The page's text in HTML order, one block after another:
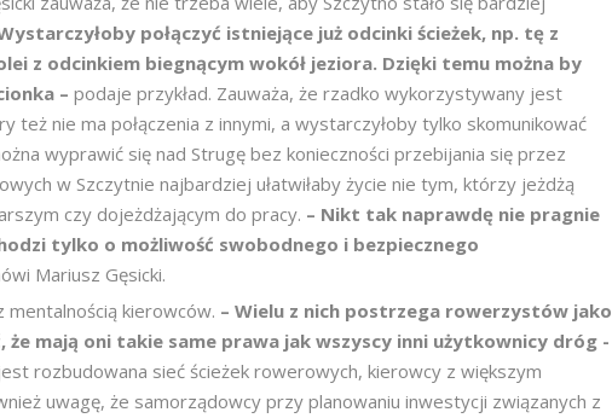
połączyć istniejące już odcinki ścieżek, np. tę z
z odcinkiem biegnącym wokół jeziora. Dzięki temu można by
– podaje przykład. Zauważa, że rzadko wykorzystywany jest
też nie ma połączenia z innymi, a wystarczyłoby tylko skomunikować
wyprawić się nad Strugę bez konieczności przebijania się przez
w Szczytnie najbardziej ułatwiłaby życie nie tym, którzy jeżdżą
czy dojeżdżającym do pracy. – Nikt tak naprawdę nie pragnie
tylko o możliwość swobodnego i bezpiecznego
Mariusz Gęsicki.
kierowców. – Wielu z nich postrzega rowerzystów jako
mają oni takie same prawa jak wszyscy inni użytkownicy dróg -
rozbudowana sieć ścieżek rowerowych, kierowcy z większym
uwagę, że samorządowcy przy planowaniu inwestycji związanych z